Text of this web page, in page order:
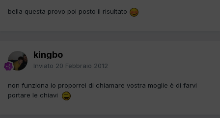
bella questa provo poi posto il risultato
kingbo
Inviato 20 Febbraio 2012
non funziona io proporrei di chiamare vostra moglie è di farvi
portare le chiavi